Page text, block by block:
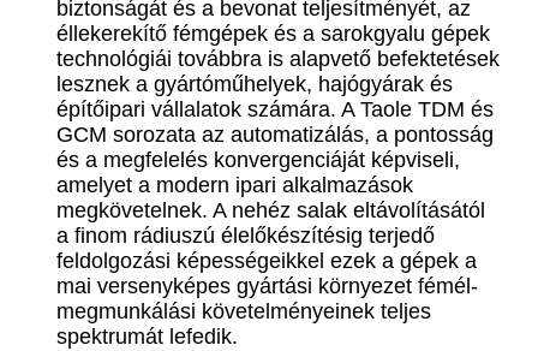
biztonságát és a bevonat teljesítményét, az
éllekerekítő fémgépek és a sarokgyalu gépek
technológiái továbbra is alapvető befektetések
lesznek a gyártóműhelyek, hajógyárak és
építőipari vállalatok számára. A Taole TDM és
GCM sorozata az automatizálás, a pontosság
és a megfelelés konvergenciáját képviseli,
amelyet a modern ipari alkalmazások
megkövetelnek. A nehéz salak eltávolításától
a finom rádiuszú élelőkészítésig terjedő
feldolgozási képességeikkel ezek a gépek a
mai versenyképes gyártási környezet fémél-
megmunkálási követelményeinek teljes
spektrumát lefedik.